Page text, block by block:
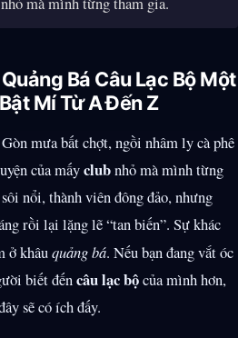
Bá Câu Lạc Bộ Một
Mí Từ A Đến Z
mưa bất chợt, ngồi nhâm ly cà phê
của mấyclubnhỏ mà mình từng
nổi, thành viên đông đảo, nhưng
rồi lại lặng lẽ “tan biến”. Sự khác
ở khâuquảng bá. Nếu bạn đang vắt óc
biết đếncâu lạc bộcủa mình hơn,
sẽ có ích đấy.